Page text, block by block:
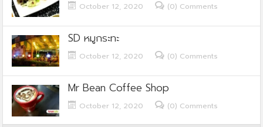
October 12, 2020 (0) Comments
SD หมูกระทะ
October 12, 2020 (0) Comments
Mr Bean Coffee Shop
October 12, 2020 (0) Comments